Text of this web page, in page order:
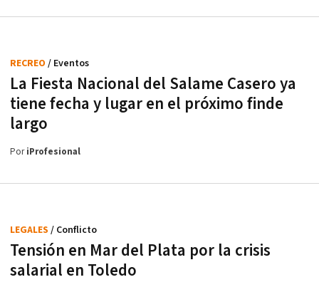
La Fiesta Nacional del Salame Casero ya
tiene fecha y lugar en el próximo finde
largo
RECREO / Eventos
PoriProfesional
Tensión en Mar del Plata por la crisis
salarial en Toledo
LEGALES / Conflicto